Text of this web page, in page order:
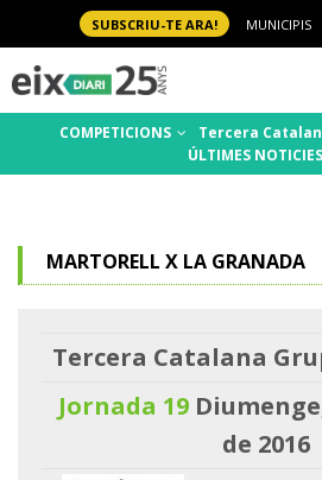
SUBSCRIU-TE ARA! MUNICIPIS
COMPETICIONS
Tercera
ÚLTIMES NOTICIES
MARTORELL X LA GRANADA
Tercera Catalana
Jornada 19
de 2016